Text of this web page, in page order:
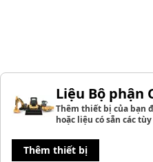
Liệu Bộ phận
Thêm thiết bị của bạn
hoặc liệu có sẵn các
Thêm thiết bị